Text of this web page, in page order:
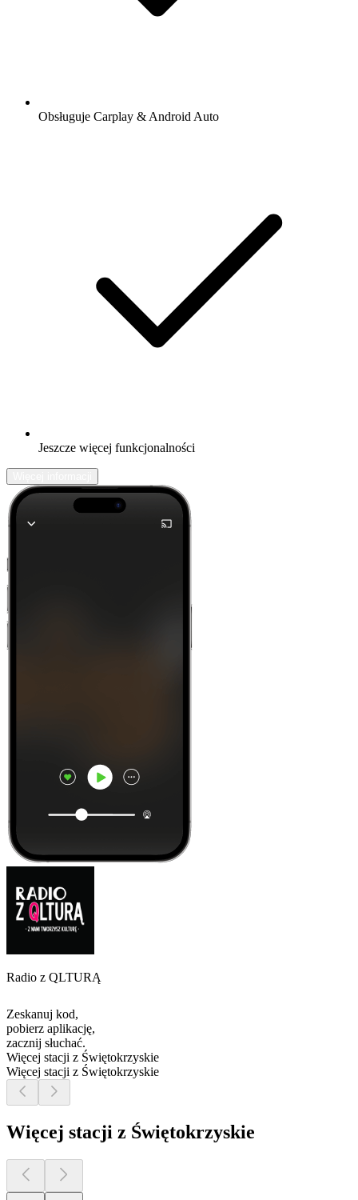
Obsługuje Carplay & Android Auto
Jeszcze więcej funkcjonalności
Radio z QLTURĄ
Zeskanuj kod,
pobierz aplikację,
zacznij słuchać.
Więcej stacji z Świętokrzyskie
Więcej stacji z Świętokrzyskie
Więcej stacji z Świętokrzyskie